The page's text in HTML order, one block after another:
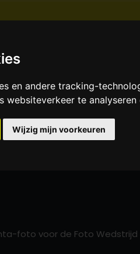
en andere tracking-
websiteverkeer te
Wijzig mijn voorkeuren
2025
foto voor de Foto Wedstrijd